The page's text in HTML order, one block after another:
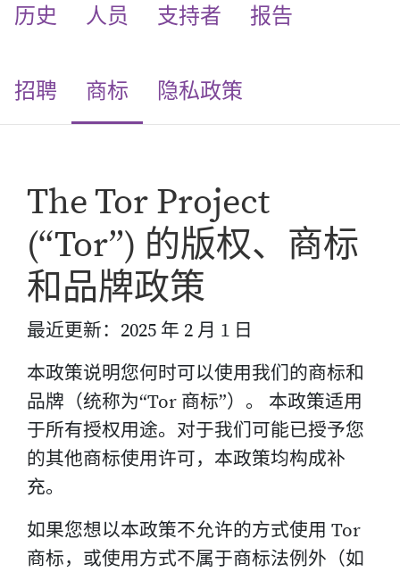
历史 人员 支持者 报告
招聘 商标 (current)
隐私政策
The Tor Project
(“Tor”) 的版权、商标
和品牌政策
最近更新：2025 年 2 月 1 日
本政策说明您何时可以使用我们的商标和
品牌（统称为“Tor 商标”）。 本政策适用
于所有授权用途。对于我们可能已授予您
的其他商标使用许可，本政策均构成补
充。
如果您想以本政策不允许的方式使用 Tor
商标，或使用方式不属于商标法例外（如